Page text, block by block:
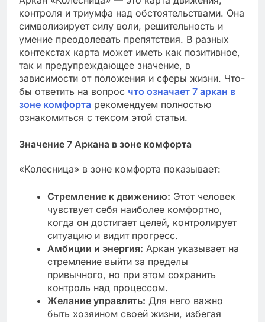
контроля и триумфа над обстоятельствами. Она
символизирует силу воли, решительность и
умение преодолевать препятствия. В разных
контекстах карта может иметь как позитивное,
так и предупреждающее значение, в
зависимости от положения и сферы жизни. Что-
бы ответить на вопрос что означает 7 аркан в
зоне комфорта рекомендуем полностью
ознакомиться с тексом этой статьи.
Значение 7 Аркана в зоне комфорта
«Колесница» в зоне комфорта показывает:
Стремление к движению: Этот человек
чувствует себя наиболее комфортно,
когда он достигает целей, контролирует
ситуацию и видит прогресс.
Амбиции и энергия: Аркан указывает на
стремление выйти за пределы
привычного, но при этом сохранить
контроль над процессом.
Желание управлять: Для него важно
быть хозяином своей жизни, избегая